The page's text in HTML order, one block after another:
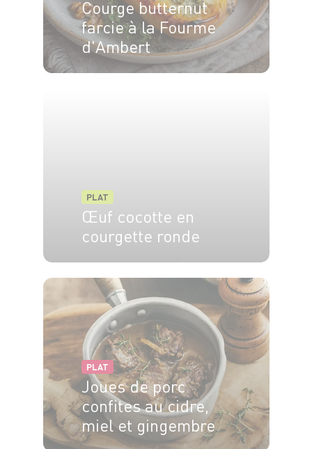
Courge butternut
farcie à la Fourme
d'Ambert
PLAT
Œuf cocotte en
courgette ronde
PLAT
Joues de porc
confites au cidre,
miel et gingembre